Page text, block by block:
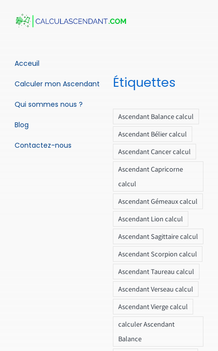
Acceuil
Calculer mon Ascendant
Qui sommes nous ?
Blog
Contactez-nous
Étiquettes
Ascendant Balance calcul
Ascendant Bélier calcul
Ascendant Cancer calcul
Ascendant Capricorne
calcul
Ascendant Gémeaux calcul
Ascendant Lion calcul
Ascendant Sagittaire calcul
Ascendant Scorpion calcul
Ascendant Taureau calcul
Ascendant Verseau calcul
Ascendant Vierge calcul
calculer Ascendant
Balance